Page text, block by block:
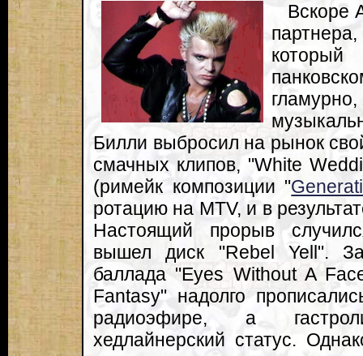
Вскоре
Билли выбросил на рынок
смачных клипов, "White
(римейк композиции "
ротацию на MTV, и в
Настоящий прорыв
вышел диск "Rebel Yell".
баллада "Eyes Without A
Fantasy" надолго
радиоэфире, а
хедлайнерский статус.